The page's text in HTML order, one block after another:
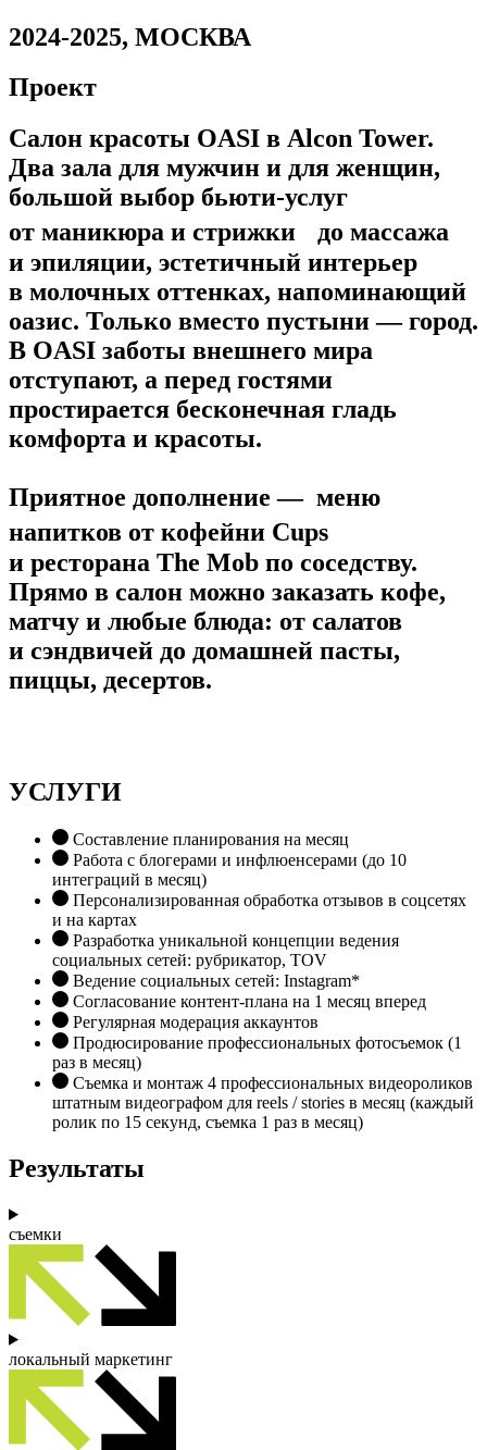
2024-2025, МОСКВА
Проект
Салон красоты OASI в Alcon Tower.
Два зала для мужчин и для женщин,
большой выбор бьюти-услуг
от маникюра и стрижки до массажа
и эпиляции, эстетичный интерьер
в молочных оттенках, напоминающий
оазис. Только вместо пустыни — город.
В OASI заботы внешнего мира
отступают, а перед гостями
простирается бесконечная гладь
комфорта и красоты.
Приятное дополнение — меню
напитков от кофейни Cups
и ресторана The Mob по соседству.
Прямо в салон можно заказать кофе,
матчу и любые блюда: от салатов
и сэндвичей до домашней пасты,
пиццы, десертов.
УСЛУГИ
Составление планирования на месяц
Работа с блогерами и инфлюенсерами (до 10
интеграций в месяц)
Персонализированная обработка отзывов в соцсетях
и на картах
Разработка уникальной концепции ведения
социальных сетей: рубрикатор, TOV
Ведение социальных сетей: Instagram*
Согласование контент-плана на 1 месяц вперед
Регулярная модерация аккаунтов
Продюсирование профессиональных фотосъемок (1
раз в месяц)
Съемка и монтаж 4 профессиональных видеороликов
штатным видеографом для reels / stories в месяц (каждый
ролик по 15 секунд, съемка 1 раз в месяц)
Результаты
съемки
локальный маркетинг